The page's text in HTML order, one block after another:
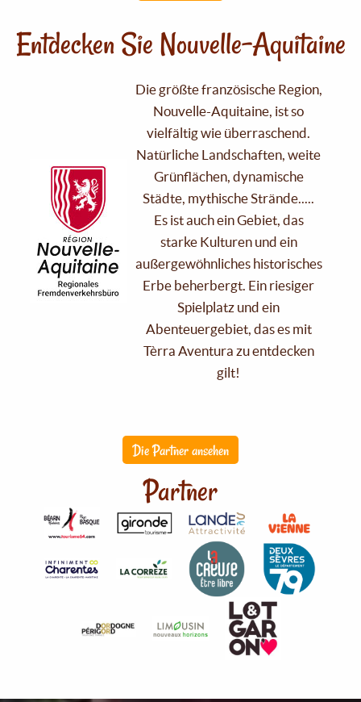
Entdecken Sie Nouvelle-Aquitaine
Die größte französische Region,
Nouvelle-Aquitaine, ist so
vielfältig wie überraschend.
Natürliche Landschaften, weite
Grünflächen, dynamische
Städte, mythische Strände.....
Es ist auch ein Gebiet, das
starke Kulturen und ein
außergewöhnliches historisches
Erbe beherbergt. Ein riesiger
Spielplatz und ein
Abenteuergebiet, das es mit
Tèrra Aventura zu entdecken
gilt!
Die Partner ansehen
Partner